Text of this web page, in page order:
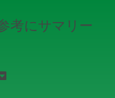
考にサマリー